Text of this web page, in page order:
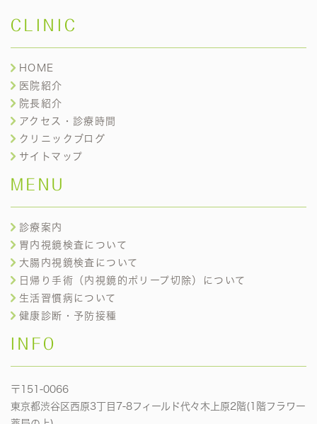
CLINIC
HOME
医院紹介
院長紹介
アクセス・診療時間
クリニックブログ
サイトマップ
MENU
診療案内
胃内視鏡検査について
大腸内視鏡検査について
日帰り手術（内視鏡的ポリープ切除）について
生活習慣病について
健康診断・予防接種
INFO
〒151-0066
東京都渋谷区西原3丁目7-8フィールド代々木上原2階(1階フラワー